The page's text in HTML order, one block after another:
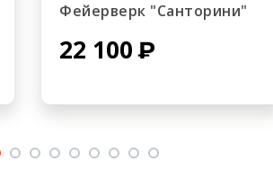
Фейерверк "Санторини"
22 100